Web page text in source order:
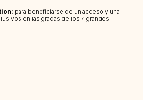
para beneficiarse de un acceso y una
en las gradas de los 7 grandes